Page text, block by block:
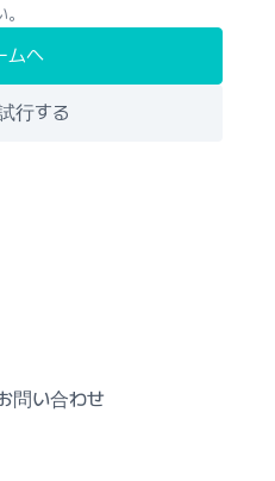
。
ムへ
行する
問い合わせ